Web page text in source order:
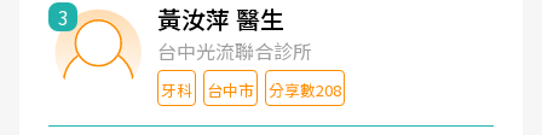
3 黃汝萍 醫生
台中光流聯合診所
牙科 台中市 分享數208